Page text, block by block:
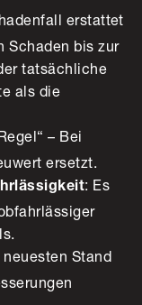
erstattet
Schaden bis zur
tatsächliche
als die
– Bei
ersetzt.
: Es
Stand